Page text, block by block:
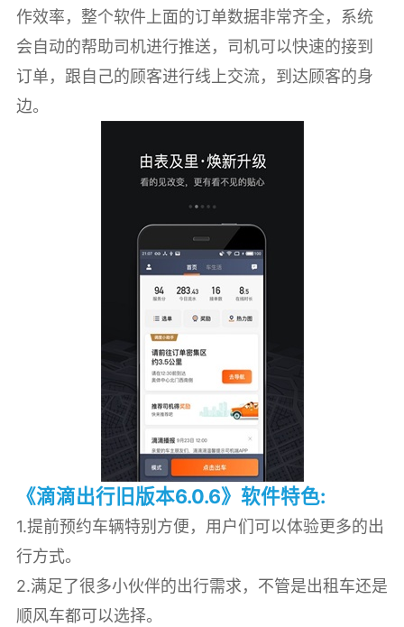
作效率，整个软件上面的订单数据非常齐全，系统
会自动的帮助司机进行推送，司机可以快速的接到
订单，跟自己的顾客进行线上交流，到达顾客的身
边。
《滴滴出行旧版本6.0.6》软件特色:
1.提前预约车辆特别方便，用户们可以体验更多的出
行方式。
2.满足了很多小伙伴的出行需求，不管是出租车还是
顺风车都可以选择。